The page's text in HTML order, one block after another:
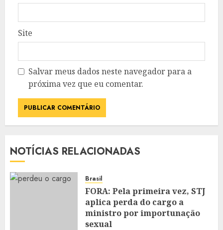
Site
Salvar meus dados neste navegador para a
próxima vez que eu comentar.
NOTÍCIAS RELACIONADAS
Brasil
FORA: Pela primeira vez, STJ
aplica perda do cargo a
ministro por importunação
sexual